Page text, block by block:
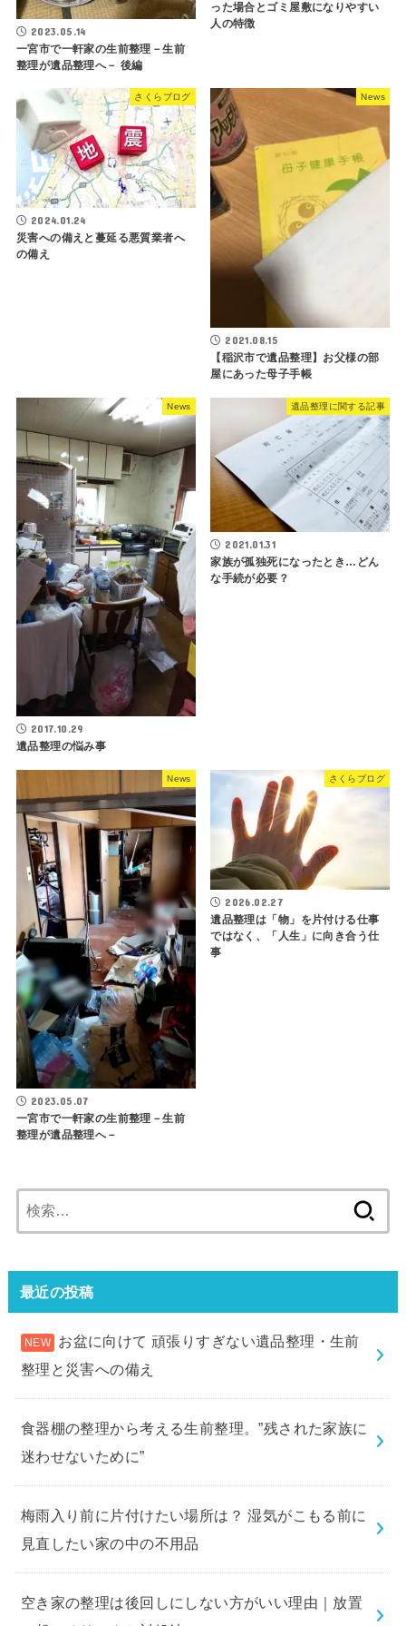
2023.05.14
一宮市で一軒家の生前整理－生前
整理が遺品整理へ－ 後編
った場合とゴミ屋敷になりやすい
人の特徴
さくらブログ
2024.01.24
災害への備えと蔓延る悪質業者へ
の備え
News
2021.08.15
【稲沢市で遺品整理】お父様の部
屋にあった母子手帳
News
2017.10.29
遺品整理の悩み事
遺品整理に関する記事
2021.01.31
家族が孤独死になったとき…どん
な手続が必要？
News
2023.05.07
一宮市で一軒家の生前整理－生前
整理が遺品整理へ－
さくらブログ
2026.02.27
遺品整理は「物」を片付ける仕事
ではなく、「人生」に向き合う仕
事
索:
最近の投稿
お盆に向けて 頑張りすぎない遺品整理・生前
整理と災害への備え
食器棚の整理から考える生前整理。”残された家族に
迷わせないために”
梅雨入り前に片付けたい場所は？ 湿気がこもる前に
見直したい家の中の不用品
空き家の整理は後回しにしない方がいい理由｜放置